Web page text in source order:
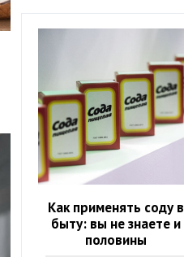
Как применять соду в
быту: вы не знаете и
половины